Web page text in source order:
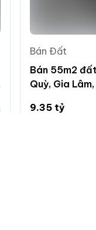
Bán Đất
Bán 55m2
Quỳ, Gia
9.35 tỷ